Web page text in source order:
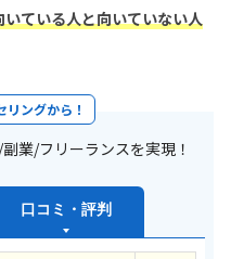
ている人と向いていない人
リングから！
業/フリーランスを実現！
口コミ・評判